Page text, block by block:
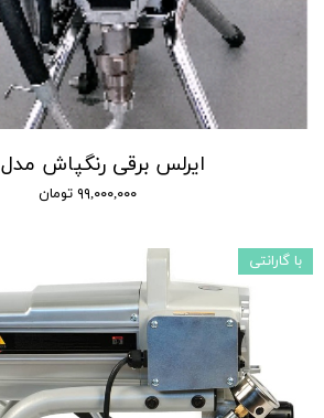
ایرلس برقی رنگپاش مدل H1
۹۹,۰۰۰,۰۰۰ تومان
با گارانتی